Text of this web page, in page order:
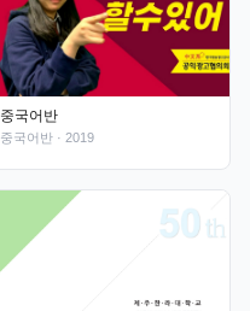
중국어반
중국어반 · 2019